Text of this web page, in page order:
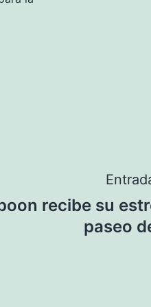
recibe su
paseo